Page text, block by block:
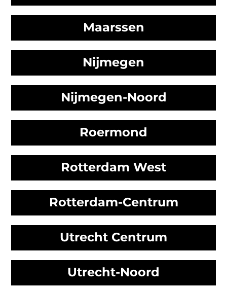
Maarssen
Nijmegen
Nijmegen-Noord
Roermond
Rotterdam West
Rotterdam-Centrum
Utrecht Centrum
Utrecht-Noord